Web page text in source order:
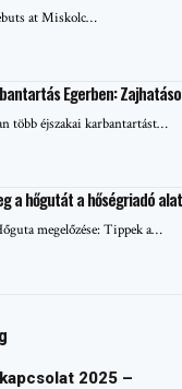
at Miskolc…
Egerben:
több éjszakai karbantartást…
a hőgutát a hőségriadó
megelőzése: Tippek a…
2025 –